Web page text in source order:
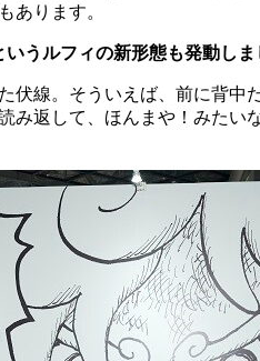
あります。
うルフィの新形態も発動し
線。そういえば、前に背中
み返して、ほんまや！みたい